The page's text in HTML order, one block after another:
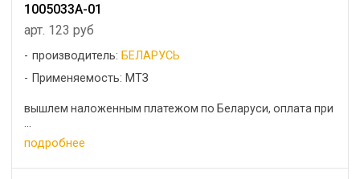
1005033А-01
арт. 123 руб
производитель: БЕЛАРУСЬ
Применяемость: МТЗ
вышлем наложенным платежом по Беларуси, оплата при
подробнее